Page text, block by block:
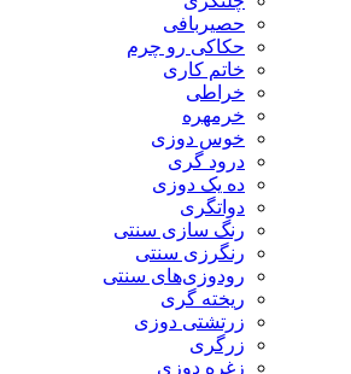
حصیربافی
حکاکی رو چرم
خاتم کاری
خراطی
خرمهره
خوس دوزی
درود گری
ده یک دوزی
دواتگری
رنگ سازی سنتی
رنگرزی سنتی
رودوزی‌های سنتی
ریخته گری
زرتشتی دوزی
زرگری
زغره دوزی